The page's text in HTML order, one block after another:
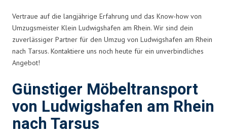
Vertraue auf die langjährige Erfahrung und das Know-how von
Umzugsmeister Klein Ludwigshafen am Rhein. Wir sind dein
zuverlässiger Partner für den Umzug von Ludwigshafen am Rhein
nach Tarsus. Kontaktiere uns noch heute für ein unverbindliches
Angebot!
Günstiger Möbeltransport
von Ludwigshafen am Rhein
nach Tarsus